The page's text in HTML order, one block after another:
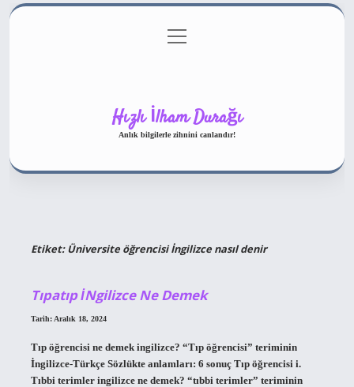
Gizlilik Politikası
menüyü
aç
Hızlı İlham Durağı
Anlık bilgilerle zihnini canlandır!
Etiket:Üniversite öğrencisi İngilizce nasıl denir
Tıpatıp İNgilizce Ne Demek
Tarih: Aralık 18, 2024
Tıp öğrencisi ne demek ingilizce? “Tıp öğrencisi” teriminin
İngilizce-Türkçe Sözlükte anlamları: 6 sonuç Tıp öğrencisi i.
Tıbbi terimler ingilizce ne demek? “tıbbi terimler” teriminin